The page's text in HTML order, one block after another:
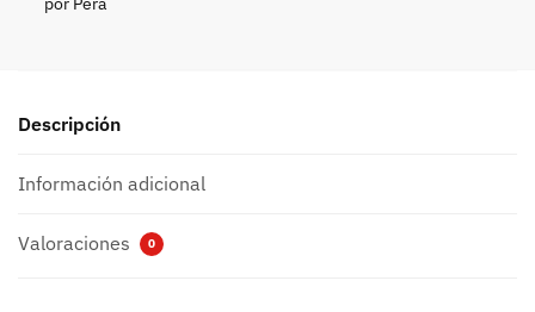
Descripción
Información adicional
Valoraciones 0